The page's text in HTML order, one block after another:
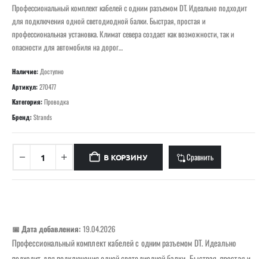
Профессиональный комплект кабелей с одним разъемом DT. Идеально подходит
для подключения одной светодиодной балки. Быстрая, простая и
профессиональная установка. Климат севера создает как возможности, так и
опасности для автомобиля на дорог…
Наличие: Доступно
Артикул:270477
Категория:Проводка
Бренд:Strands
В КОРЗИНУ Сравнить
📅 Дата добавления: 19.04.2026
Профессиональный комплект кабелей с одним разъемом DT. Идеально